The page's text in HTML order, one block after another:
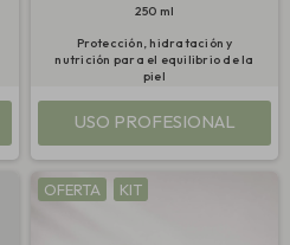
250 ml
Protección, hidratación y
nutrición para el equilibrio de la
piel
USO PROFESIONAL
OFERTA KIT